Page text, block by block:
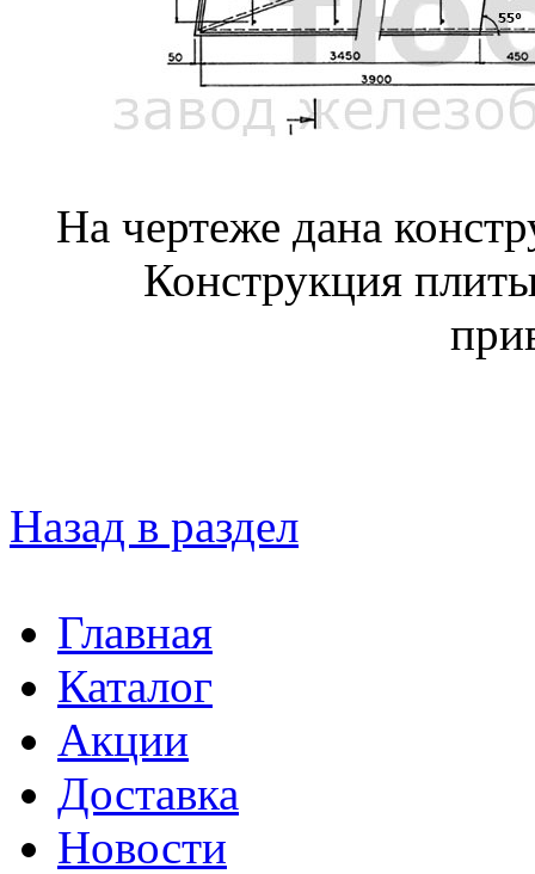
На чертеже дана
Конструкция
Назад в раздел
Главная
Каталог
Акции
Доставка
Новости